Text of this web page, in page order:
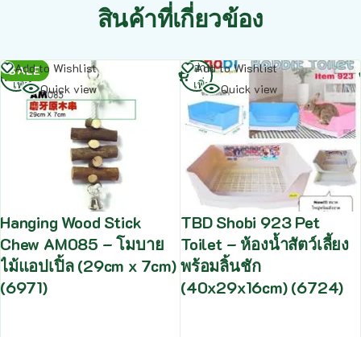
สินค้าที่เกี่ยวข้อง
SALE
Add to Wishlist
Quick view
Hanging Wood Stick
Chew AM085 – โมบาย
ไม้แอปเปิ้ล (29cm x 7cm)
(6971)
อ่าน
เพิ่ม
Add to Wishlist
Quick view
TBD Shobi 923 Pet
Toilet – ห้องน้ำสัตว์เลี้ยง
พร้อมลิ้นชัก
(40x29x16cm) (6724)
อ่าน
เพิ่ม